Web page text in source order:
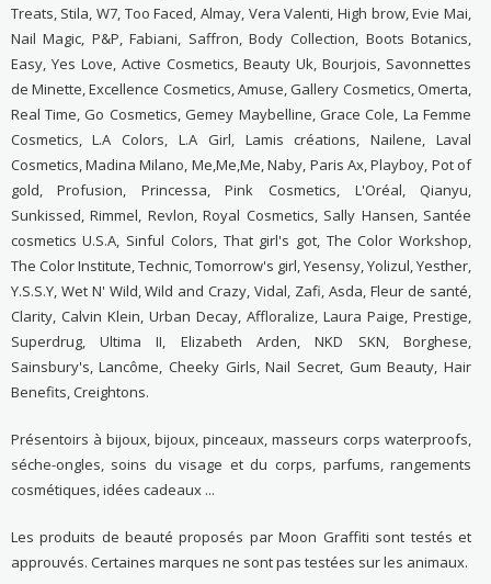
Treats, Stila, W7, Too Faced, Almay, Vera Valenti, High brow, Evie Mai,
Nail Magic, P&P, Fabiani, Saffron, Body Collection, Boots Botanics,
Easy, Yes Love, Active Cosmetics, Beauty Uk, Bourjois, Savonnettes
de Minette, Excellence Cosmetics, Amuse, Gallery Cosmetics, Omerta,
Real Time, Go Cosmetics, Gemey Maybelline, Grace Cole, La Femme
Cosmetics, L.A Colors, L.A Girl, Lamis créations, Nailene, Laval
Cosmetics, Madina Milano, Me,Me,Me, Naby, Paris Ax, Playboy, Pot of
gold, Profusion, Princessa, Pink Cosmetics, L'Oréal, Qianyu,
Sunkissed, Rimmel, Revlon, Royal Cosmetics, Sally Hansen, Santée
cosmetics U.S.A, Sinful Colors, That girl's got, The Color Workshop,
The Color Institute, Technic, Tomorrow's girl, Yesensy, Yolizul, Yesther,
Y.S.S.Y, Wet N' Wild, Wild and Crazy, Vidal, Zafi, Asda, Fleur de santé,
Clarity, Calvin Klein, Urban Decay, Affloralize, Laura Paige, Prestige,
Superdrug, Ultima II, Elizabeth Arden, NKD SKN, Borghese,
Sainsbury's, Lancôme, Cheeky Girls, Nail Secret, Gum Beauty, Hair
Benefits, Creightons.
Présentoirs à bijoux, bijoux, pinceaux, masseurs corps waterproofs,
séche-ongles, soins du visage et du corps, parfums, rangements
cosmétiques, idées cadeaux ...
Les produits de beauté proposés par Moon Graffiti sont testés et
approuvés. Certaines marques ne sont pas testées sur les animaux.